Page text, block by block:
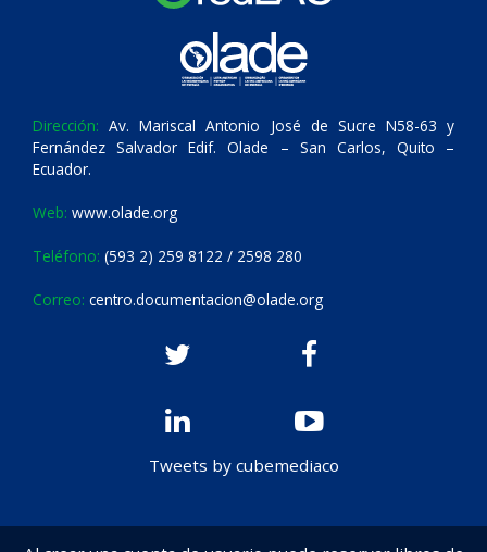
Dirección: Av. Mariscal Antonio José de Sucre N58-63 y
Fernández Salvador Edif. Olade – San Carlos, Quito –
Ecuador.
Web: www.olade.org
Teléfono: (593 2) 259 8122 / 2598 280
Correo: centro.documentacion@olade.org
Tweets by cubemediaco